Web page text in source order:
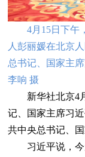
4月15日下午
人彭丽媛在北京
总书记、国家主
李响 摄
新华社北京4月
记、国家主席习
共中央总书记、
习近平说，今